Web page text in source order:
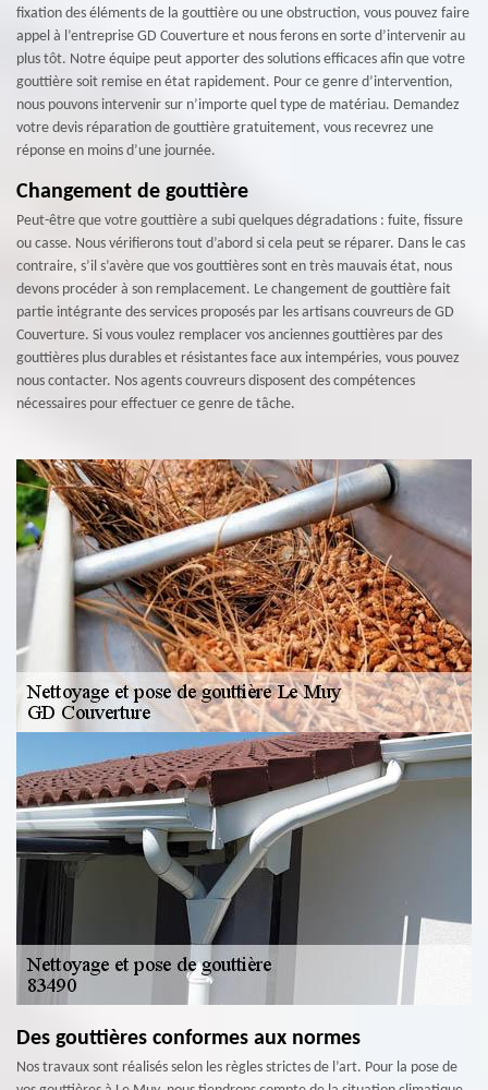
fixation des éléments de la gouttière ou une obstruction, vous pouvez faire
appel à l’entreprise GD Couverture et nous ferons en sorte d’intervenir au
plus tôt. Notre équipe peut apporter des solutions efficaces afin que votre
gouttière soit remise en état rapidement. Pour ce genre d’intervention,
nous pouvons intervenir sur n’importe quel type de matériau. Demandez
votre devis réparation de gouttière gratuitement, vous recevrez une
réponse en moins d’une journée.
Changement de gouttière
Peut-être que votre gouttière a subi quelques dégradations : fuite, fissure
ou casse. Nous vérifierons tout d’abord si cela peut se réparer. Dans le cas
contraire, s’il s’avère que vos gouttières sont en très mauvais état, nous
devons procéder à son remplacement. Le changement de gouttière fait
partie intégrante des services proposés par les artisans couvreurs de GD
Couverture. Si vous voulez remplacer vos anciennes gouttières par des
gouttières plus durables et résistantes face aux intempéries, vous pouvez
nous contacter. Nos agents couvreurs disposent des compétences
nécessaires pour effectuer ce genre de tâche.
Des gouttières conformes aux normes
Nos travaux sont réalisés selon les règles strictes de l’art. Pour la pose de